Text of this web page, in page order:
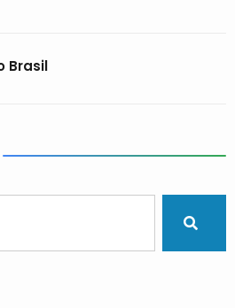
Brasil